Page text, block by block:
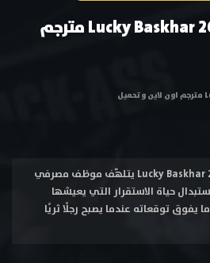
مشاهدة فيلم Lucky Baskhar 2024 مترجم
فيلم باسكار المحظوظ Lucky Baskhar 2024 يتلهّف موظف مصرفي
حياة الاستقرار التي يعيشها
يفوق توقعاته عندما يصبح رجلًا ثريًا